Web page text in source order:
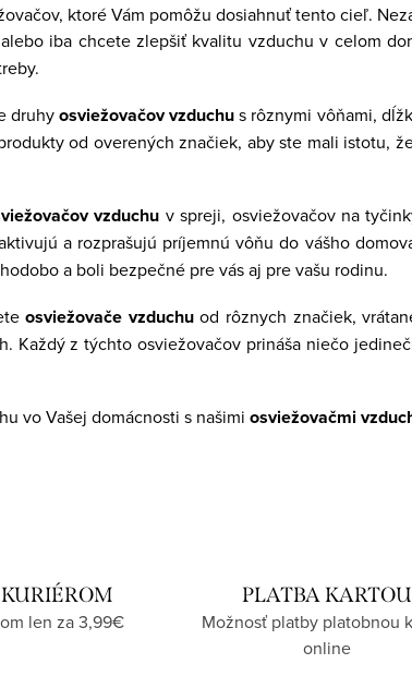
ktoré Vám pomôžu dosiahnuť tento cieľ.
iba chcete zlepšiť kvalitu vzduchu v celom
druhyosviežovačov vzduchus rôznymi vôňami,
od overených značiek, aby ste mali istotu,
vzduchu v spreji, osviežovačov na
a rozprašujú príjemnú vôňu do vášho
a boli bezpečné pre vás aj pre vašu rodinu.
osviežovače vzduchuod rôznych značiek,
Každý z týchto osviežovačov prináša niečo
vo Vašej domácnosti s našimi osviežovačmi
len za 3,99€
PLATBA KARTOU
Možnosť platby platobnou
online